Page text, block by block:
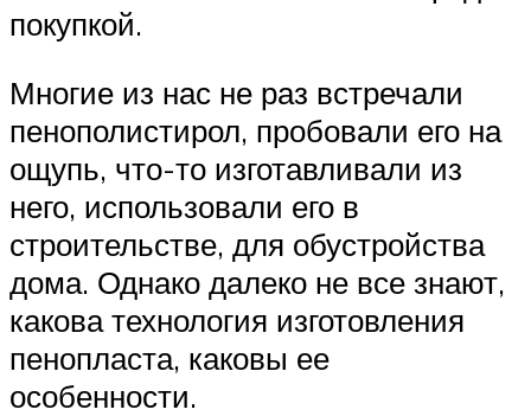
покупкой.
Многие из нас не раз встречали
пенополистирол, пробовали его на
ощупь, что-то изготавливали из
него, использовали его в
строительстве, для обустройства
дома. Однако далеко не все знают,
какова технология изготовления
пенопласта, каковы ее
особенности.